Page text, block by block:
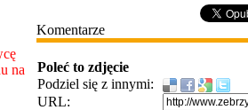
na
Komentarze
Poleć to zdjęcie
Podziel się z innymi:
URL: